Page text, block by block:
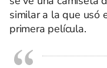
similar a la que usó
primera película.